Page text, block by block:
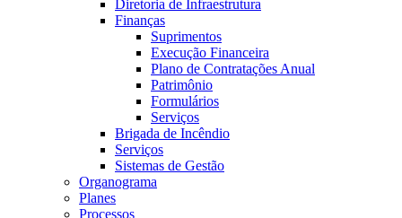
Diretoria de Infraestrutura
Finanças
Suprimentos
Execução Financeira
Plano de Contratações Anual
Patrimônio
Formulários
Serviços
Brigada de Incêndio
Serviços
Sistemas de Gestão
Organograma
Planes
Processos